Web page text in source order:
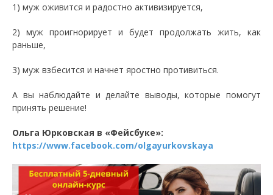
1) муж оживится и радостно активизируется,
2) муж проигнорирует и будет продолжать жить, как
раньше,
3) муж взбесится и начнет яростно противиться.
А вы наблюдайте и делайте выводы, которые помогут
принять решение!
Ольга Юрковская в «Фейсбуке»:
https://www.facebook.com/olgayurkovskaya